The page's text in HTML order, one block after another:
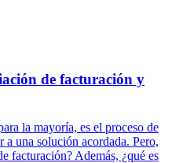
de facturación y
la mayoría, es el proceso de
una solución acordada. Pero,
facturación? Además, ¿qué es